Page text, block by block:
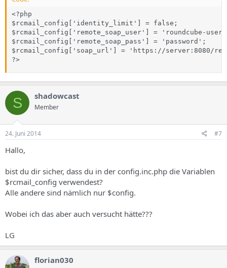
<?php
$rcmail_config['identity_limit'] = false;
$rcmail_config['remote_soap_user'] = 'roundcube-
$rcmail_config['remote_soap_pass'] = 'password';
$rcmail_config['soap_url'] = 'https://server:8080/
?>
S shadowcast
Member
24. Juni 2014 #7
Hallo,
bist du dir sicher, dass du in der config.inc.php die Variablen
$rcmail_config verwendest?
Alle andere sind nämlich nur $config.
Wobei ich das aber auch versucht hätte???
LG
florian030